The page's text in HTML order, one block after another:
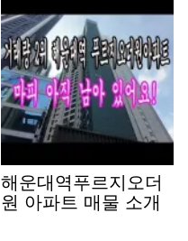
해운대역푸르지오더
원 아파트 매물 소개